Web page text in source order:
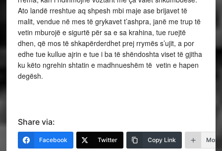
Ato landë rreshtue aq shpesh mbi maje ase brijavet të
malit, vendue në mes të grykavet t’ashpra, janë me trup të
vetin mburojë e sigurtë për sa e sa krahina, tue ruejtë
dhen, që mos të shkapërderdhet prej rrymës s’ujit, a por
edhe tue kullue ajrin e tue i ba të shëndoshta viset të gjitha
ku këto ngrehin shtatin e madhnueshëm të vetin e hapen
degësh.
Share via:
Facebook Twitter Copy Link More